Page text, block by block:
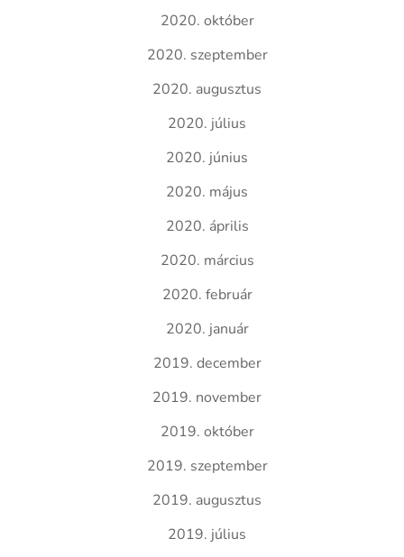
2020. október
2020. szeptember
2020. augusztus
2020. július
2020. június
2020. május
2020. április
2020. március
2020. február
2020. január
2019. december
2019. november
2019. október
2019. szeptember
2019. augusztus
2019. július